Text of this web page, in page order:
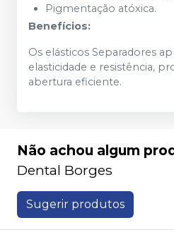
Pigmentação atóxica.
Benefícios:
Os elásticos Separadores
elasticidade e resistência,
abertura eficiente.
Não achou algum
Dental Borges
Sugerir produtos